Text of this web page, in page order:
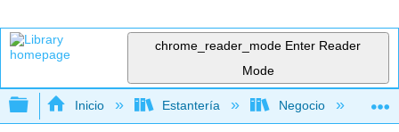
chrome_reader_mode Enter Reader
Mode
Expandir/contraer jerarquía global
Inicio Estantería Negocio